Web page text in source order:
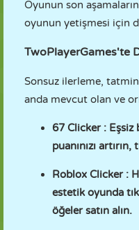
Oyunun son
oyunun yetişmesi için
TwoPlayerGames'te
Sonsuz ilerleme,
anda mevcut olan ve
67 Clicker: Eşsiz
puanınızı
Roblox Clicker:
estetik oyunda
öğeler satın alın.